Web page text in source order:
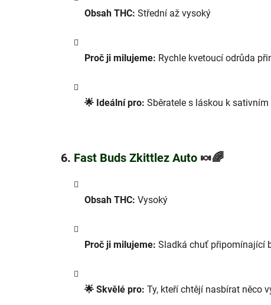
Obsah THC: Střední až vysoký
Proč ji milujeme: Rychle kvetoucí odrůda
🌟 Ideální pro: Sběratele s láskou k
6. Fast Buds Zkittlez Auto 🍬🌈
Obsah THC: Vysoký
Proč ji milujeme: Sladká chuť připomínající
🌟 Skvělé pro: Ty, kteří chtějí nasbírat něco